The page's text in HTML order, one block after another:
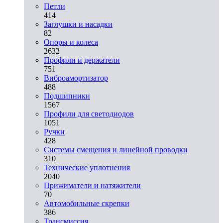
Петли
414
Заглушки и насадки
82
Опоры и колеса
2632
Профили и держатели
751
Виброамортизатор
488
Подшипники
1567
Профили для светодиодов
1051
Ручки
428
Системы смещения и линейной проводки
310
Технические уплотнения
2040
Прижиматели и натяжители
70
Автомобильные скрепки
386
Трансмиссия